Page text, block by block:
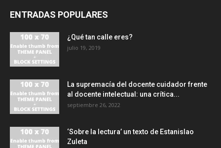
ENTRADAS POPULARES
¿Qué tan calle eres?
julio 19, 2019
La supremacía del docente cuidador frente
al docente intelectual: una crítica...
septiembre 26, 2022
‘Sobre la lectura’ un texto de Estanislao
Zuleta